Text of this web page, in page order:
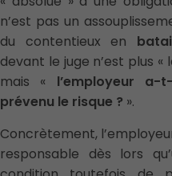
n’est pas un
du contentieux en
devant le juge n’est plus
mais « l’employeur
prévenu le risque ? ».
Concrètement,
responsable dès lors